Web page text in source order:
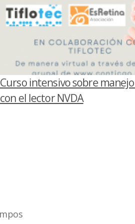
Curso intensivo sobre
con el lector NVDA